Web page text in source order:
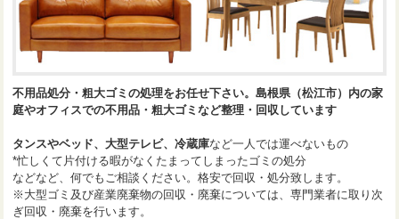
不用品処分・粗大ゴミの処理をお任せ下さい。島根県（松江市）内の家
庭やオフィスでの不用品・粗大ゴミなど整理・回収しています
タンスやベッド、大型テレビ、冷蔵庫など一人では運べないもの
*忙しくて片付ける暇がなくたまってしまったゴミの処分
などなど、何でもご相談ください。格安で回収・処分致します。
※大型ゴミ及び産業廃棄物の回収・廃棄については、専門業者に取り次
ぎ回収・廃棄を行います。